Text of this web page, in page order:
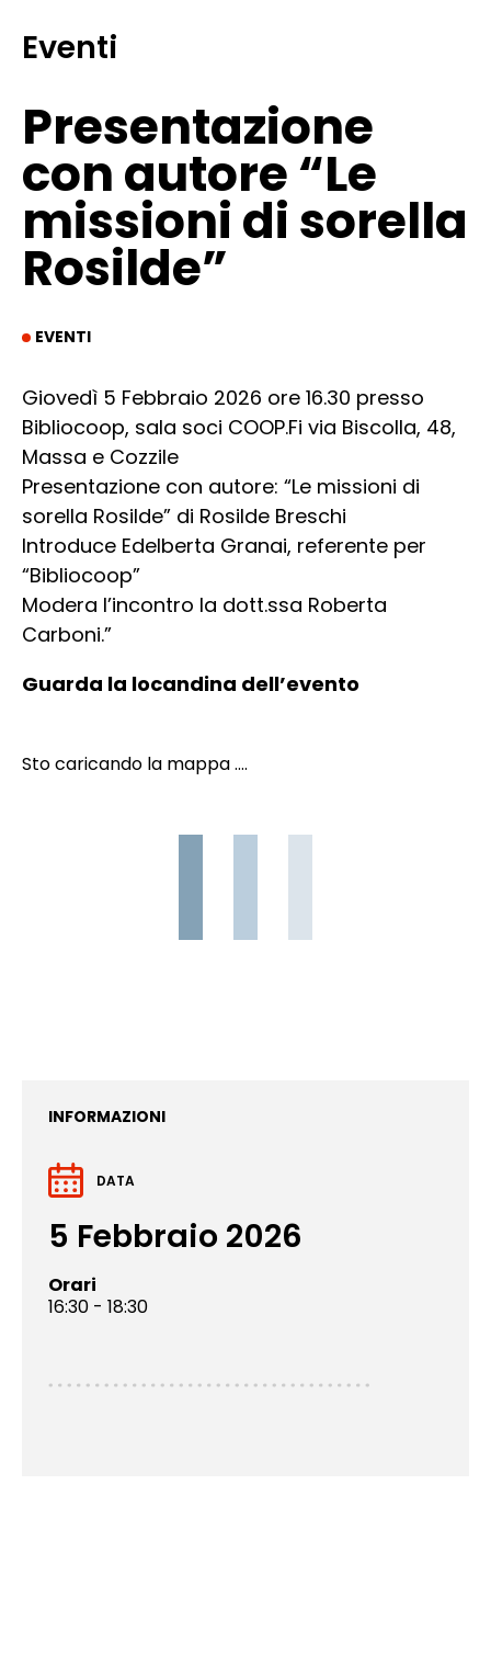
Eventi
Presentazione
con autore “Le
missioni di sorella
Rosilde”
EVENTI
Giovedì 5 Febbraio 2026 ore 16.30 presso
Bibliocoop, sala soci COOP.Fi via Biscolla, 48,
Massa e Cozzile
Presentazione con autore: “Le missioni di
sorella Rosilde” di Rosilde Breschi
Introduce Edelberta Granai, referente per
“Bibliocoop”
Modera l’incontro la dott.ssa Roberta
Carboni.”
Guarda la locandina dell’evento
Sto caricando la mappa ....
INFORMAZIONI
DATA
5 Febbraio 2026
Orari
16:30 - 18:30